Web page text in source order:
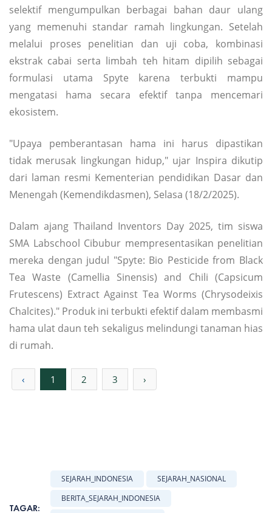
selektif mengumpulkan berbagai bahan daur ulang
yang memenuhi standar ramah lingkungan. Setelah
melalui proses penelitian dan uji coba, kombinasi
ekstrak cabai serta limbah teh hitam dipilih sebagai
formulasi utama Spyte karena terbukti mampu
mengatasi hama secara efektif tanpa mencemari
ekosistem.
"Upaya pemberantasan hama ini harus dipastikan
tidak merusak lingkungan hidup," ujar Inspira dikutip
dari laman resmi Kementerian pendidikan Dasar dan
Menengah (Kemendikdasmen), Selasa (18/2/2025).
Dalam ajang Thailand Inventors Day 2025, tim siswa
SMA Labschool Cibubur mempresentasikan penelitian
mereka dengan judul "Spyte: Bio Pesticide from Black
Tea Waste (Camellia Sinensis) and Chili (Capsicum
Frutescens) Extract Against Tea Worms (Chrysodeixis
Chalcites)." Produk ini terbukti efektif dalam membasmi
hama ulat daun teh sekaligus melindungi tanaman hias
di rumah.
‹ 1 2 3 ›
TAGAR:
SEJARAH_INDONESIA
SEJARAH_NASIONAL
BERITA_SEJARAH_INDONESIA